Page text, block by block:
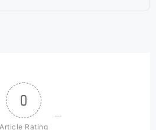
0
Article Rating